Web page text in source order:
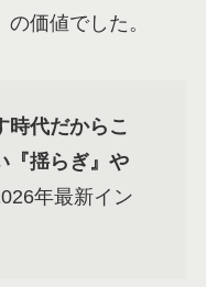
価値でした。
時代だからこ
『揺らぎ』や
年最新イン